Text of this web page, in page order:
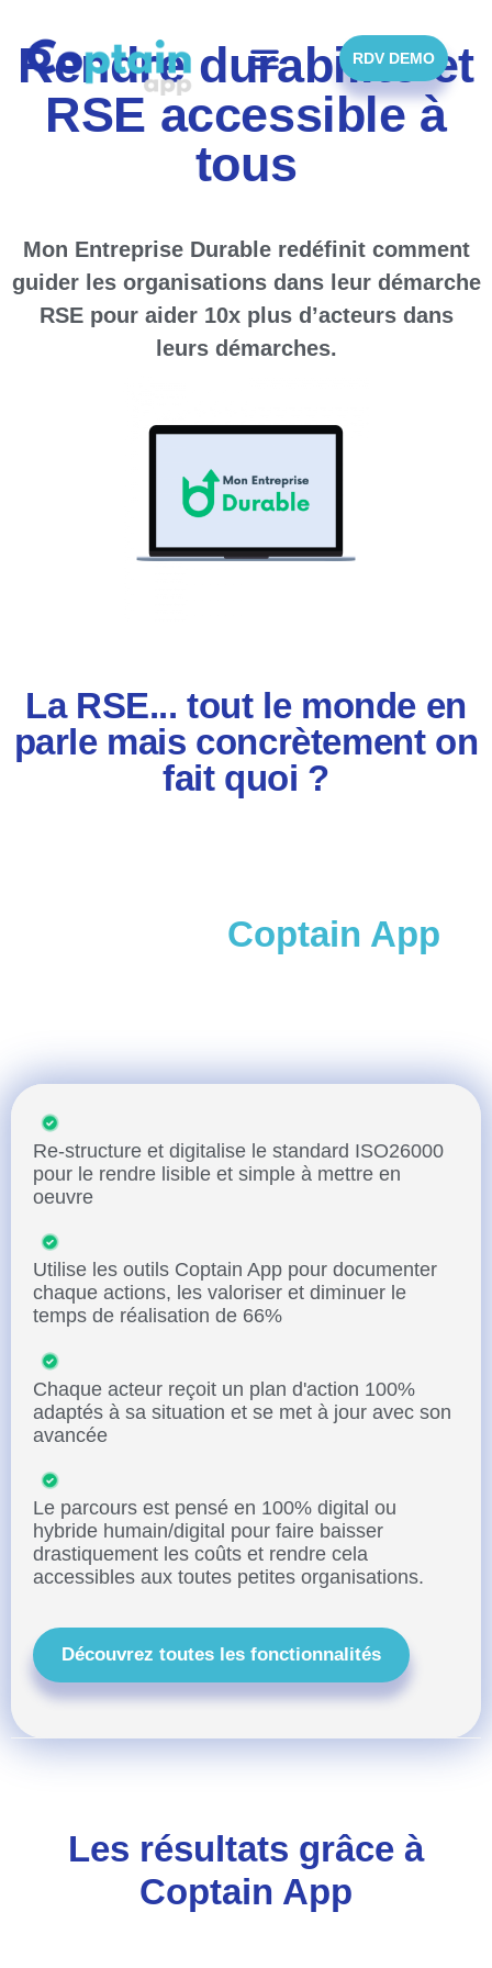
content
RDV DEMO
Rendre durabilité et
RSE accessible à
tous
Mon Entreprise Durable redéfinit comment
guider les organisations dans leur démarche
RSE pour aider 10x plus d’acteurs dans
leurs démarches.
La RSE... tout le monde en
parle mais concrètement on
fait quoi ?
Coptain App
Re-structure et digitalise le standard ISO26000
pour le rendre lisible et simple à mettre en
oeuvre
Utilise les outils Coptain App pour documenter
chaque actions, les valoriser et diminuer le
temps de réalisation de 66%
Chaque acteur reçoit un plan d'action 100%
adaptés à sa situation et se met à jour avec son
avancée
Le parcours est pensé en 100% digital ou
hybride humain/digital pour faire baisser
drastiquement les coûts et rendre cela
accessibles aux toutes petites organisations.
Découvrez toutes les fonctionnalités
Les résultats grâce à
Coptain App